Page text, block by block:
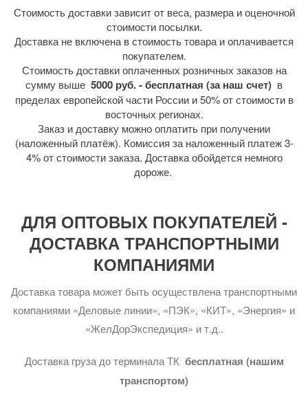
Стоимость доставки зависит от веса, размера и оценочной
стоимости посылки.
Доставка не включена в стоимость товара и оплачивается
покупателем.
Стоимость доставки оплаченных розничных заказов на
сумму выше 5000 руб. - бесплатная (за наш счет) в
пределах европейской части России и 50% от стоимости в
восточных регионах.
Заказ и доставку можно оплатить при получении
(наложенный платёж). Комиссия за наложенный платеж 3-
4% от стоимости заказа. Доставка обойдется немного
дороже.
ДЛЯ ОПТОВЫХ ПОКУПАТЕЛЕЙ -
ДОСТАВКА ТРАНСПОРТНЫМИ
КОМПАНИЯМИ
Доставка товара может быть осуществлена транспортными
компаниями «Деловые линии», «ПЭК», «КИТ», «Энергия» и
«ЖелДорЭкспедиция» и т.д..
Доставка груза до терминала ТК бесплатная (нашим
транспортом)